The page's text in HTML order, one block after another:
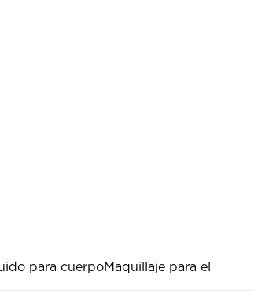
para cuerpoMaquillaje para el